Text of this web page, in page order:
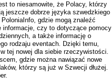
to niesamowite, że Polacy, którzy
jeszcze dobrze języka szwedzkiego
gdzie mogą znaleźć
informacje, czy to dotyczące pomocy
a także informację o
rodzaju eventach. Dzięki temu,
tej nowej dla siebie rzeczywistości.
gdzie można nawiązać nowe
którzy są już w Szwecji dłużej.